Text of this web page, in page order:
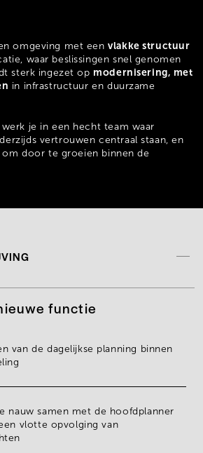
omgeving met eenvlakke structuur
waar beslissingen snel genomen
sterk ingezet op modernisering, met
in infrastructuur en duurzame
je in een hecht team waar
vertrouwen centraal staan, en
om door te groeien binnen de
functie
van de dagelijkse planning binnen
nauw samen met de hoofdplanner
vlotte opvolging van